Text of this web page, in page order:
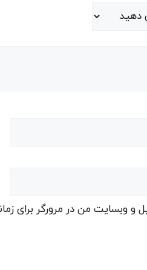
و وبسایت من در مرورگر برای